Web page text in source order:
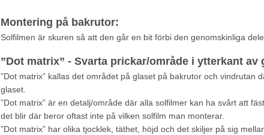
Montering på bakrutor:
Solfilmen är skuren så att den går en bit förbi den genomskinliga
”Dot matrix” - Svarta prickar/område i ytterkant av
”Dot matrix” kallas det området på glaset på bakrutor och vindrutan
glaset.
”Dot matrix” är en detalj/område där alla solfilmer kan ha svårt att
det blir där beror oftast inte på vilken solfilm man monterar.
”Dot matrix” har olika tjocklek, täthet, höjd och det skiljer på sig